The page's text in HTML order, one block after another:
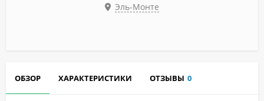
Эль-Монте
ОБЗОР ХАРАКТЕРИСТИКИ ОТЗЫВЫ 0